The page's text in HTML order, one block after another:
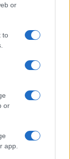
or
to
or
app.
rischi